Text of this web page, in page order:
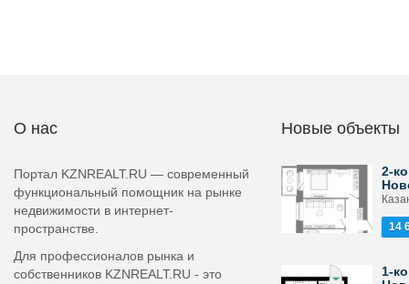
О нас
Портал KZNREALT.RU — современный
функциональный помощник на рынке
недвижимости в интернет-
пространстве.
Для профессионалов рынка и
собственников KZNREALT.RU - это
Новые объекты
2-
14
1-